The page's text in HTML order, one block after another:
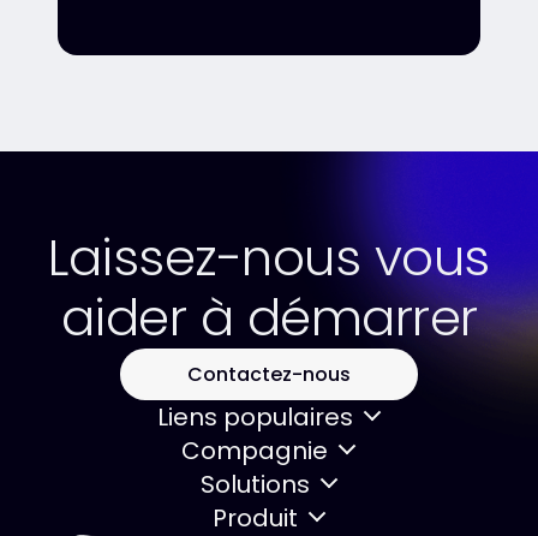
Laissez-nous vous
aider à démarrer
Contactez-nous
Liens populaires
Compagnie
Solutions
Produit